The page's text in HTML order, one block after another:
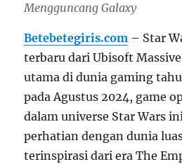
Mengguncang Galaxy
Betebetegiris.com – Star
terbaru dari Ubisoft
utama di dunia gaming
pada Agustus 2024, game
dalam universe Star Wars
perhatian dengan dunia
terinspirasi dari era The